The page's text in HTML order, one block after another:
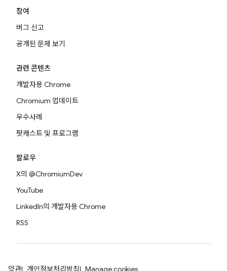
참여
버그 신고
공개된 문제 보기
관련 콘텐츠
개발자용 Chrome
Chromium 업데이트
우수사례
팟캐스트 및 프로그램
팔로우
X의 @ChromiumDev
YouTube
LinkedIn의 개발자용 Chrome
RSS
약관 개인정보처리방침 Manage cookies